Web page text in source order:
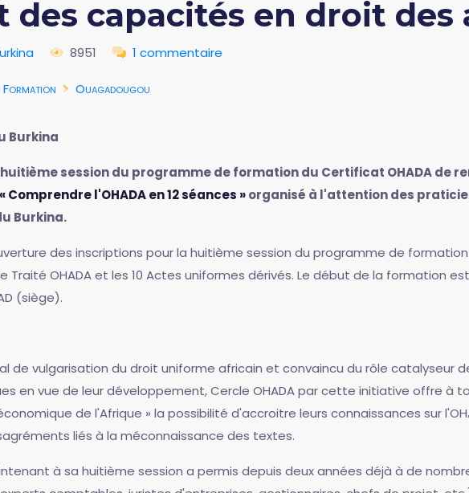
capacités en droit des
8951 1 commentaire
Formation Ouagadougou
Burkina
session du programme de formation du Certificat OHADA de
« Comprendre l'OHADA en 12 séances »organisé à l'attention des
Burkina.
des inscriptions pour la huitième session du programme de
Traité OHADA et les 10 Actes uniformes dérivés. Le début de la formation
(siège).
de vulgarisation du droit uniforme africain et convaincu du rôle catalyseur
en vue de leur développement, Cercle OHADA par cette initiative offre à
de l'Afrique » la possibilité d'accroitre leurs connaissances sur
liés à la méconnaissance des textes.
à sa huitième session a permis depuis deux années déjà à de